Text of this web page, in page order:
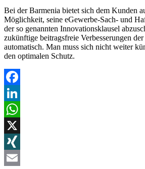
Bei der Barmenia bietet sich dem Kunden
Möglichkeit, seine eGewerbe-Sach- und
der so genannten Innovationsklausel
zukünftige beitragsfreie Verbesserungen
automatisch. Man muss sich nicht weiter
den optimalen Schutz.
Facebook
LinkedIn
WhatsApp
X
XING